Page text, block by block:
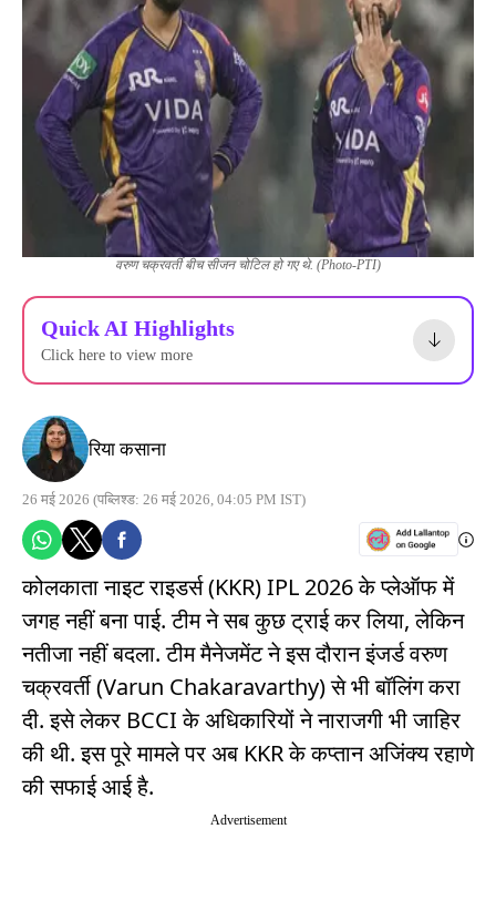
वरुण चक्रवर्ती बीच सीजन चोटिल हो गए थे. (Photo-PTI)
Quick AI Highlights
Click here to view more
रिया कसाना
26 मई 2026 (पब्लिश्ड: 26 मई 2026, 04:05 PM IST)
कोलकाता नाइट राइडर्स (KKR) IPL 2026 के प्लेऑफ में
जगह नहीं बना पाई. टीम ने सब कुछ ट्राई कर लिया, लेकिन
नतीजा नहीं बदला. टीम मैनेजमेंट ने इस दौरान इंजर्ड वरुण
चक्रवर्ती (Varun Chakaravarthy) से भी बॉलिंग करा
दी. इसे लेकर BCCI के अधिकारियों ने नाराजगी भी जाहिर
की थी. इस पूरे मामले पर अब KKR के कप्तान अजिंक्य रहाणे
की सफाई आई है.
Advertisement